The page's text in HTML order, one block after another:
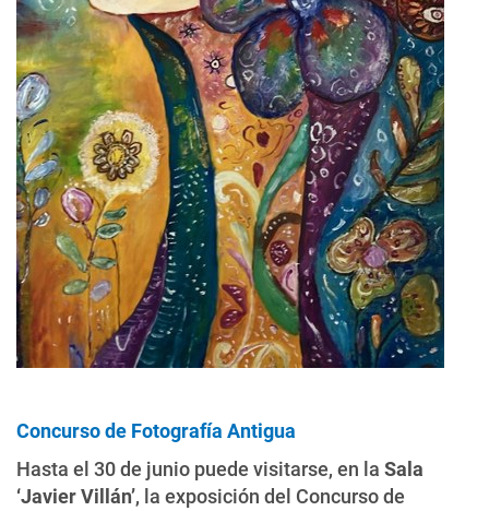
Concurso de Fotografía Antigua
Hasta el 30 de junio puede visitarse, en la Sala
‘Javier Villán’, la exposición del Concurso de